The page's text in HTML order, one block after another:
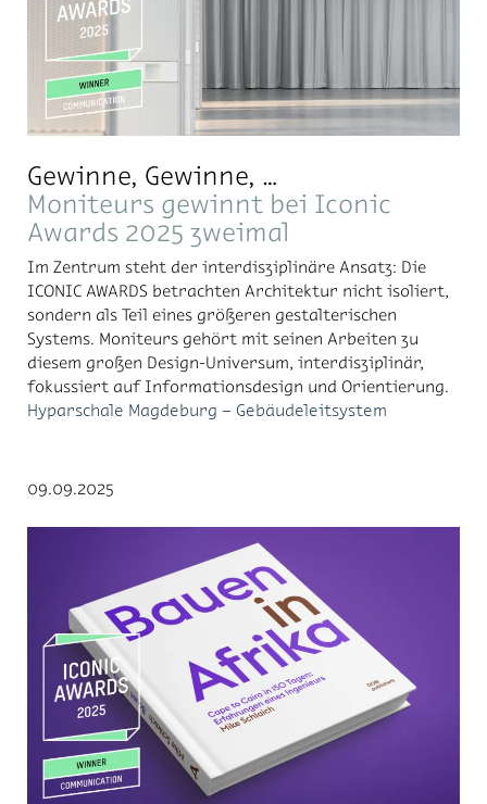
Gewinne, Gewinne, …
Moniteurs gewinnt bei Iconic
Awards 2025 zweimal
Im Zentrum steht der interdisziplinäre Ansatz: Die
ICONIC AWARDS betrachten Architektur nicht isoliert,
sondern als Teil eines größeren gestalterischen
Systems. Moniteurs gehört mit seinen Arbeiten zu
diesem großen Design-Universum, interdisziplinär,
fokussiert auf Informationsdesign und Orientierung.
Hyparschale Magdeburg – Gebäudeleitsystem
09.09.2025